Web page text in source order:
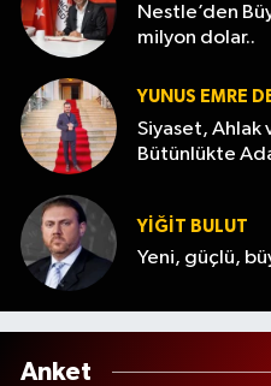
Nestle’den
milyon dolar..
YUNUS EMRE
Siyaset, Ahlak
Bütünlükte
YİĞİT BULUT
Yeni, güçlü,
Anket